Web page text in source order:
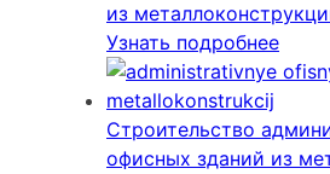
из
Узнать подробнее
Строительство
офисных зданий из